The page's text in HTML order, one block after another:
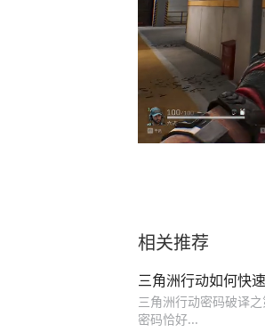
相关推荐
三角洲行动如何快
三角洲行动密码破译
密码恰好...